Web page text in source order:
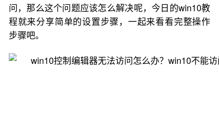
问，那么这个问题应该怎么解决呢，今日的win10教
程就来分享简单的设置步骤，一起来看看完整操作
步骤吧。